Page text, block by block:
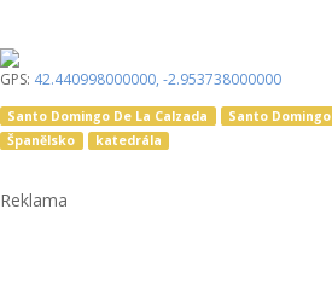
GPS: 42.440998000000, -2.953738000000
Santo Domingo De La Calzada Santo Domingo
Španělsko
katedrála
Reklama